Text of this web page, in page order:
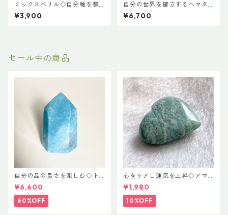
ミックスベリル◇自分軸を整
える系ブレスレット
¥3,900
自分の世界を確立するヘマタ
イトのグラウンディングブレ
スレット 18cm
¥6,700
セール中の商品
自分の品の良さを楽しむ◇ト
ロレアイト ポイント
¥6,600
60%OFF
心をケアし運気を上昇◇アマ
ゾナイト♡ハートカット
¥1,980
10%OFF